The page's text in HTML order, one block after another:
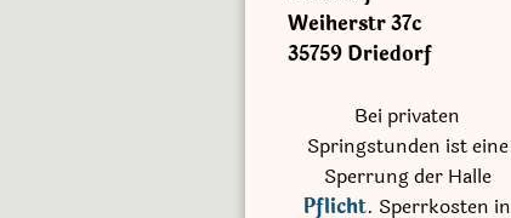
Weiherstr37c
35759 Driedorf
Bei privaten
Springstunden ist eine
Sperrung der Halle
Pflicht. Sperrkosten in